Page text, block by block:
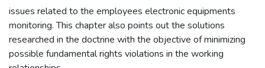
issues related to the employees electronic equipments
monitoring. This chapter also points out the solutions
researched in the doctrine with the objective of minimizing
possible fundamental rights violations in the working